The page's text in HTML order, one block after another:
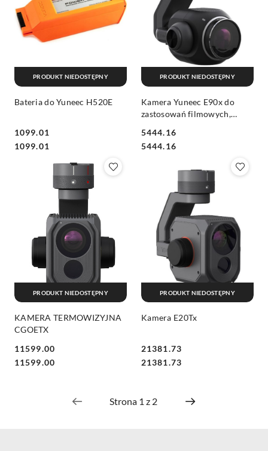
Bateria do Yuneec H520E
Cena:
1099.01
Cena:
1099.01
PRODUKT NIEDOSTĘPNY
Kamera Yuneec E90x do
zastosowań filmowych,
3D oraz poszukiwań i
ratownictwa.
Cena:
5444.16
Cena:
5444.16
PRODUKT NIEDOSTĘPNY
KAMERA TERMOWIZYJNA
CGOETX
Cena:
11599.00
Cena:
11599.00
PRODUKT NIEDOSTĘPNY
Kamera E20Tx
Cena:
21381.73
Cena:
21381.73
PRODUKT NIEDOSTĘPNY